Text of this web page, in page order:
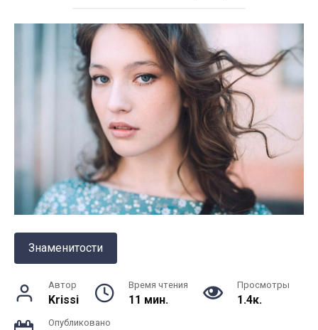
Знаменитости
Автор
Krissi
Время чтения
11 мин.
Просмотры
1.4к.
Опубликовано